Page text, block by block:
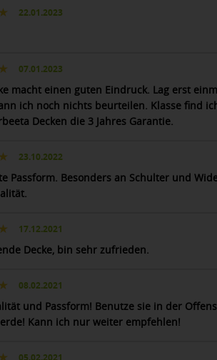
22.01.2023
07.01.2023
macht einen guten Eindruck. Lag erst
ich noch nichts beurteilen. Klasse find
Decken die 3 Jahres Garantie.
23.10.2022
Passform. Besonders an Schulter und
17.12.2021
Decke, bin sehr zufrieden.
08.02.2021
und Passform! Benutze sie in der
Kann ich nur weiter empfehlen!
05.02.2021